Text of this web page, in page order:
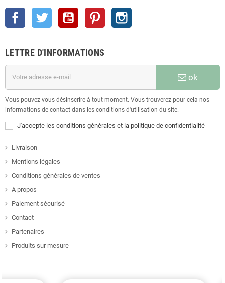
Facebook Twitter YouTube Pinterest
LETTRE D'INFORMATIONS
ok
Vous pouvez vous désinscrire à tout moment. Vous trouverez pour cela nos
informations de contact dans les conditions d'utilisation du site.
J'accepte les conditions générales et la politique de confidentialité
Livraison
Mentions légales
Conditions générales de ventes
A propos
Paiement sécurisé
Contact
Partenaires
Produits sur mesure